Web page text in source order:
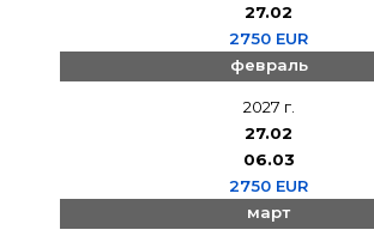
27.02
2750 EUR
февраль
2027 г.
27.02
06.03
2750 EUR
март